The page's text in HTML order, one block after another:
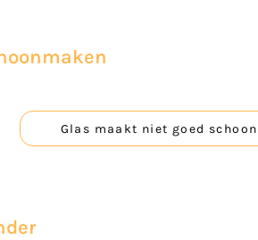
Glas maakt niet goed schoon